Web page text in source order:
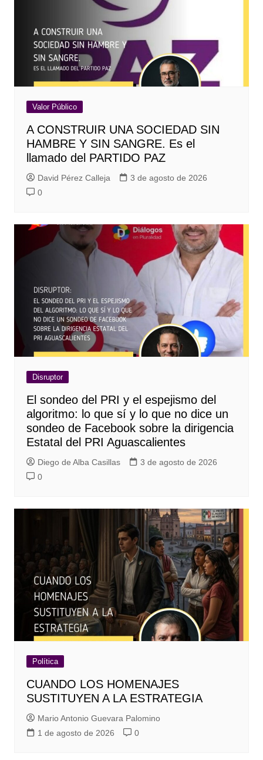
Valor Público
A CONSTRUIR UNA SOCIEDAD SIN
HAMBRE Y SIN SANGRE. Es el
llamado del PARTIDO PAZ
David Pérez Calleja
3 de agosto de 2026
0
Disruptor
El sondeo del PRI y el espejismo del
algoritmo: lo que sí y lo que no dice un
sondeo de Facebook sobre la dirigencia
Estatal del PRI Aguascalientes
Diego de Alba Casillas
3 de agosto de 2026
0
Política
CUANDO LOS HOMENAJES
SUSTITUYEN A LA ESTRATEGIA
Mario Antonio Guevara Palomino
1 de agosto de 2026
0